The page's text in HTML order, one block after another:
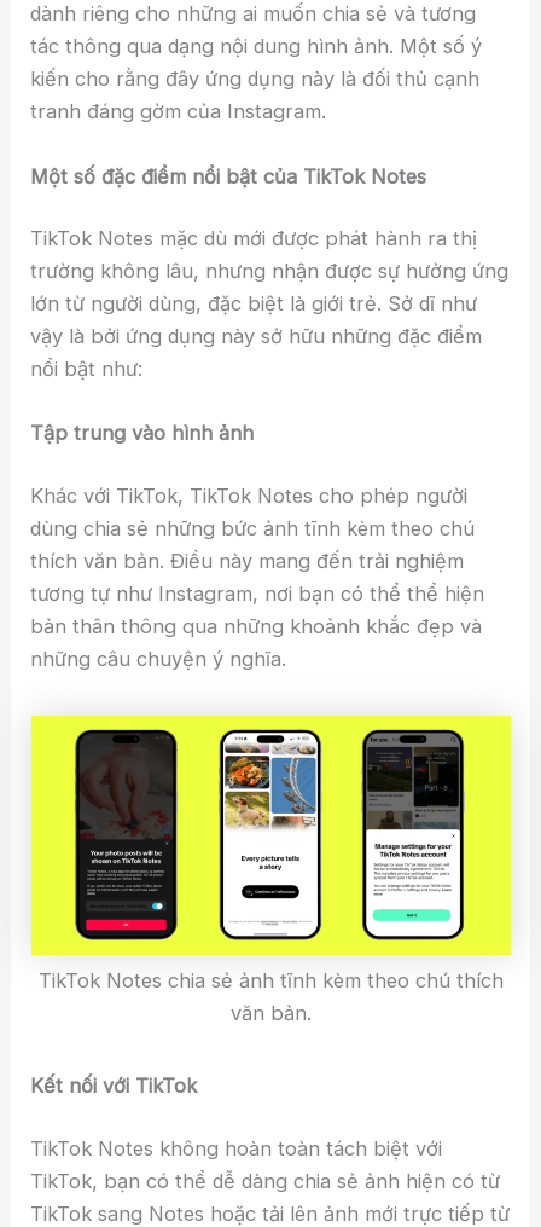
dành riêng cho những ai muốn chia sẻ và tương
tác thông qua dạng nội dung hình ảnh. Một số ý
kiến cho rằng đây ứng dụng này là đối thủ cạnh
tranh đáng gờm của Instagram.
Một số đặc điểm nổi bật của TikTok Notes
TikTok Notes mặc dù mới được phát hành ra thị
trường không lâu, nhưng nhận được sự hưởng ứng
lớn từ người dùng, đặc biệt là giới trẻ. Sở dĩ như
vậy là bởi ứng dụng này sở hữu những đặc điểm
nổi bật như:
Tập trung vào hình ảnh
Khác với TikTok, TikTok Notes cho phép người
dùng chia sẻ những bức ảnh tĩnh kèm theo chú
thích văn bản. Điều này mang đến trải nghiệm
tương tự như Instagram, nơi bạn có thể thể hiện
bản thân thông qua những khoảnh khắc đẹp và
những câu chuyện ý nghĩa.
TikTok Notes chia sẻ ảnh tĩnh kèm theo chú thích
văn bản.
Kết nối với TikTok
TikTok Notes không hoàn toàn tách biệt với
TikTok, bạn có thể dễ dàng chia sẻ ảnh hiện có từ
TikTok sang Notes hoặc tải lên ảnh mới trực tiếp từ